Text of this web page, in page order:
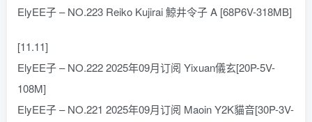
ElyEE子 – NO.223 Reiko Kujirai 鯨井令子 A [68P6V-318MB]
[11.11]
ElyEE子 – NO.222 2025年09月订阅 Yixuan儀玄[20P-5V-
108M]
ElyEE子 – NO.221 2025年09月订阅 Maoin Y2K貓音[30P-3V-